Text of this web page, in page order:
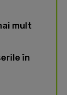
mult
în